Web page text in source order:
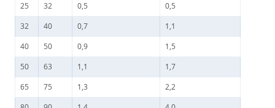
25
32 0,5
0,5
32
40 0,7
1,1
40
50 0,9
1,5
50
63 1,1
1,7
65
75 1,3
2,2